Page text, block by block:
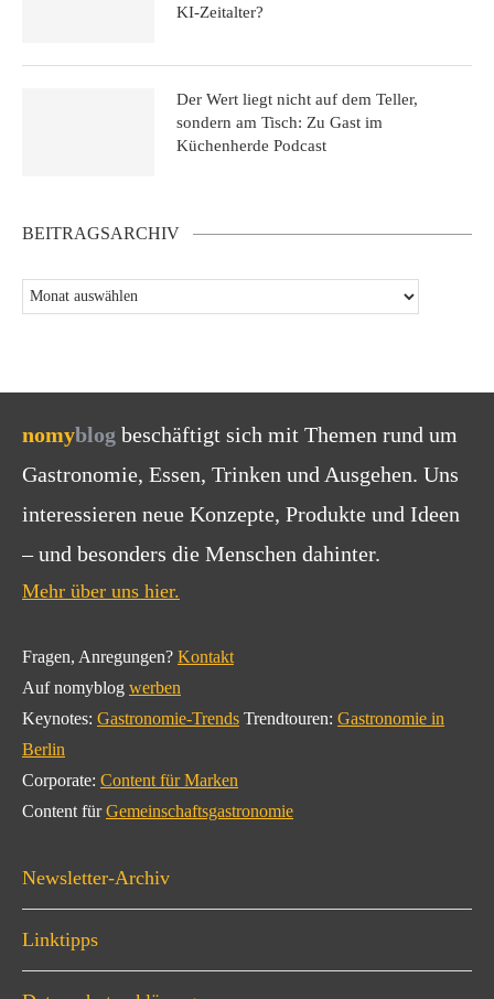
KI-Zeitalter?
Der Wert liegt nicht auf dem Teller,
sondern am Tisch: Zu Gast im
Küchenherde Podcast
BEITRAGSARCHIV
nomyblog beschäftigt sich mit Themen rund um
Gastronomie, Essen, Trinken und Ausgehen. Uns
interessieren neue Konzepte, Produkte und Ideen
– und besonders die Menschen dahinter.
Mehr über uns hier.
Fragen, Anregungen? Kontakt
Auf nomyblog werben
Keynotes: Gastronomie-Trends Trendtouren: Gastronomie in
Berlin
Corporate: Content für Marken
Content fürGemeinschaftsgastronomie
Newsletter-Archiv
Linktipps